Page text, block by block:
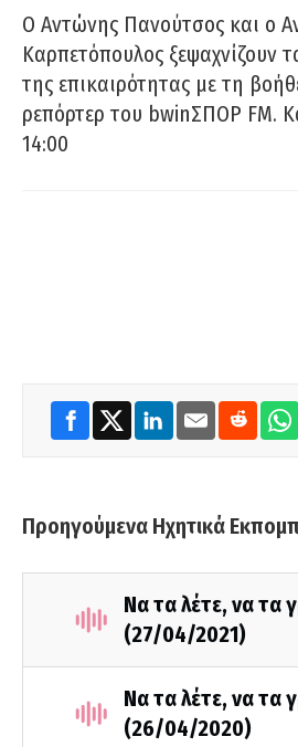
Ο Αντώνης Πανούτσος και ο
Καρπετόπουλος ξεψαχνίζουν
της επικαιρότητας με τη
ρεπόρτερ του bwinΣΠΟΡ FM.
14:00
Προηγούμενα Ηχητικά
Να τα λέτε, να τα
(27/04/2021)
Να τα λέτε, να τα
(26/04/2020)